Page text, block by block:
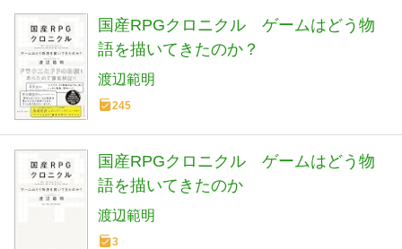
国産RPGクロニクル ゲームはどう物
語を描いてきたのか？
渡辺範明
245
国産RPGクロニクル ゲームはどう物
語を描いてきたのか
渡辺範明
3